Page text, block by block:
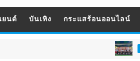
ยนต์ บันเทิง กระแสร้อนออนไลน์
ข่าวทั่วไป